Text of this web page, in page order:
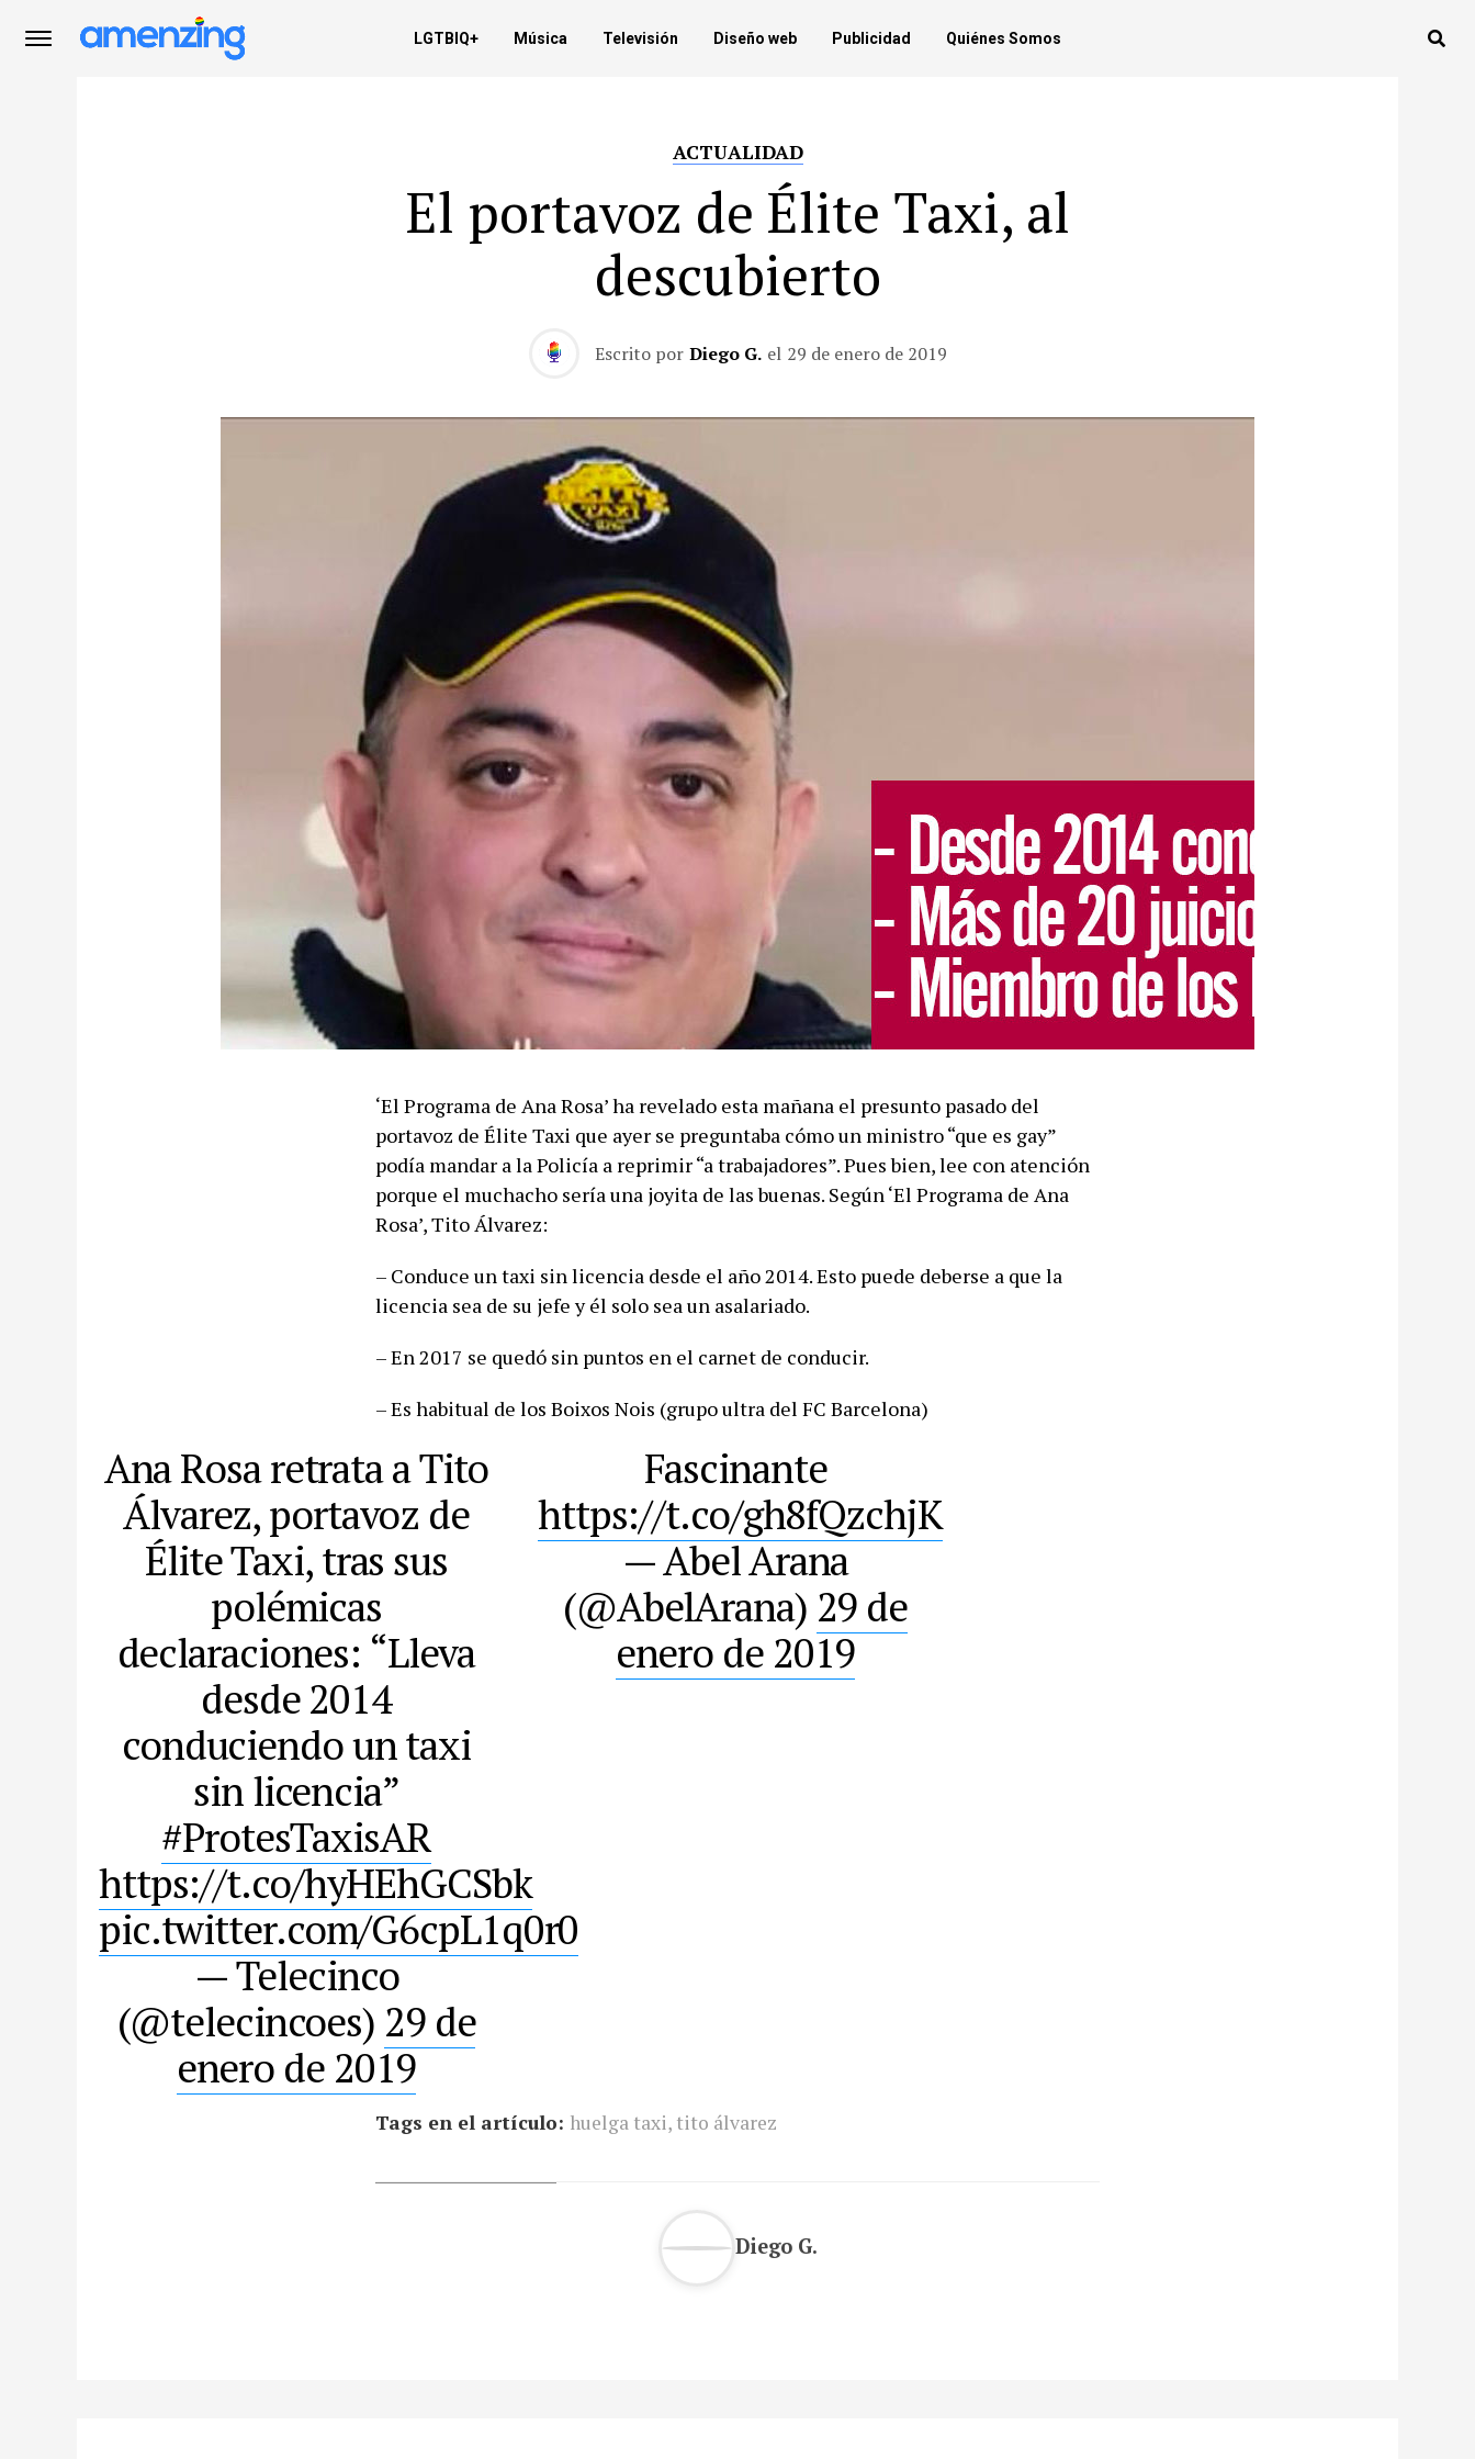
LGTBIQ+ Música Televisión Diseño web Publicidad Quiénes Somos
ACTUALIDAD
El portavoz de Élite Taxi, al
descubierto
Escrito por Diego G. el 29 de enero de 2019
‘El Programa de Ana Rosa’ ha revelado esta mañana el presunto pasado del
portavoz de Élite Taxi que ayer se preguntaba cómo un ministro “que es gay”
podía mandar a la Policía a reprimir “a trabajadores”. Pues bien, lee con atención
porque el muchacho sería una joyita de las buenas. Según ‘El Programa de Ana
Rosa’, Tito Álvarez:
– Conduce un taxi sin licencia desde el año 2014. Esto puede deberse a que la
licencia sea de su jefe y él solo sea un asalariado.
– En 2017 se quedó sin puntos en el carnet de conducir.
– Es habitual de los Boixos Nois (grupo ultra del FC Barcelona)
Ana Rosa retrata a Tito
Álvarez, portavoz de
Élite Taxi, tras sus
polémicas
declaraciones: “Lleva
desde 2014
conduciendo un taxi
sin licencia”
#ProtesTaxisAR
https://t.co/hyHEhGCSbk
pic.twitter.com/G6cpL1q0r0
— Telecinco
(@telecincoes) 29 de
enero de 2019
Fascinante
https://t.co/gh8fQzchjK
— Abel Arana
(@AbelArana) 29 de
enero de 2019
Tags en el artículo: huelga taxi, tito álvarez
Diego G.